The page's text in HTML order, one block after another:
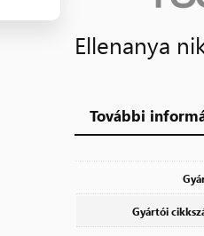
Ellenanya
További
Gyártói